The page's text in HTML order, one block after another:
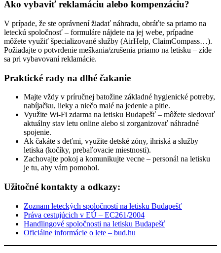
Ako vybaviť reklamáciu alebo kompenzáciu?
V prípade, že ste oprávnení žiadať náhradu, obráťte sa priamo na
leteckú spoločnosť – formuláre nájdete na jej webe, prípadne
môžete využiť špecializované služby (AirHelp, ClaimCompass…).
Požiadajte o potvrdenie meškania/zrušenia priamo na letisku – zíde
sa pri vybavovaní reklamácie.
Praktické rady na dlhé čakanie
Majte vždy v príručnej batožine základné hygienické potreby,
nabíjačku, lieky a niečo malé na jedenie a pitie.
Využite Wi-Fi zdarma na letisku Budapešť – môžete sledovať
aktuálny stav letu online alebo si zorganizovať náhradné
spojenie.
Ak čakáte s deťmi, využite detské zóny, ihriská a služby
letiska (kočíky, prebaľovacie miestnosti).
Zachovajte pokoj a komunikujte vecne – personál na letisku
je tu, aby vám pomohol.
Užitočné kontakty a odkazy:
Zoznam leteckých spoločností na letisku Budapešť
Práva cestujúcich v EÚ – EC261/2004
Handlingové spoločnosti na letisku Budapešť
Oficiálne informácie o lete – bud.hu